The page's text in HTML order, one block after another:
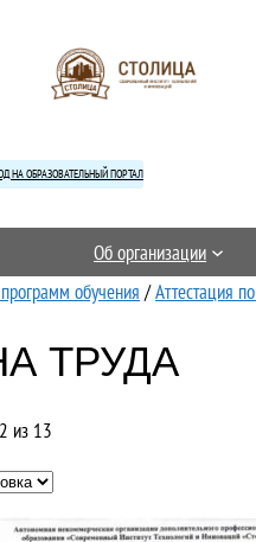
НА ОБРАЗОВАТЕЛЬНЫЙ ПОРТАЛ
Об организации
обучения /Аттестация
ТРУДА
из 13